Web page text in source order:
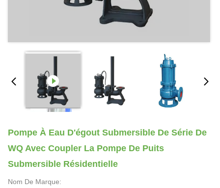
Pompe À Eau D'égout Submersible De Série De
WQ Avec Coupler La Pompe De Puits
Submersible Résidentielle
Nom De Marque: